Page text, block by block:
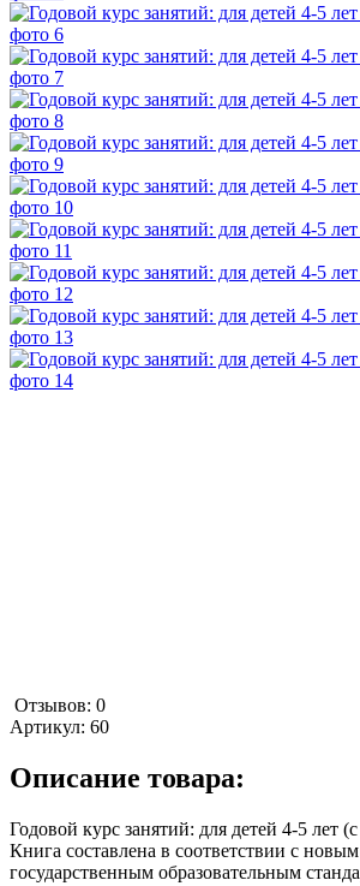
Отзывов: 0
Артикул: 60
Описание товара:
Годовой курс занятий: для детей 4-5 лет
Книга составлена в соответствии с
государственным образовательным